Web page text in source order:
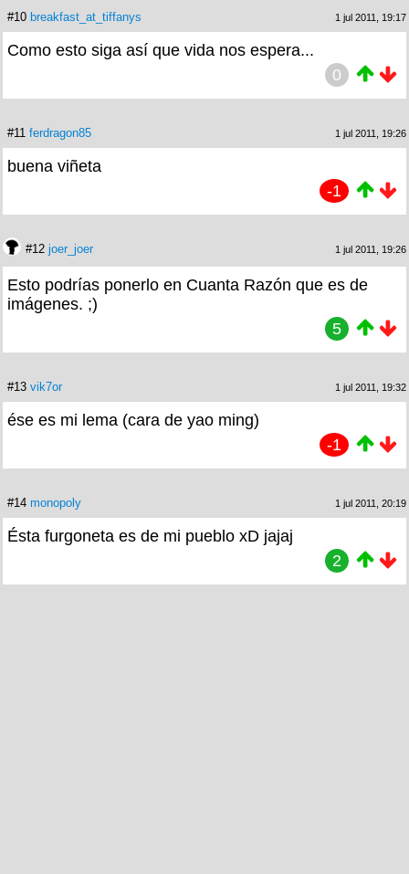
#10 breakfast_at_tiffanys 1 jul 2011, 19:17
Como esto siga así que vida nos espera...
0
#11 ferdragon85 1 jul 2011, 19:26
buena viñeta
-1
#12 joer_joer 1 jul 2011, 19:26
Esto podrías ponerlo en Cuanta Razón que es de
imágenes. ;)
5
#13 vik7or 1 jul 2011, 19:32
ése es mi lema (cara de yao ming)
-1
#14 monopoly 1 jul 2011, 20:19
Ésta furgoneta es de mi pueblo xD jajaj
2